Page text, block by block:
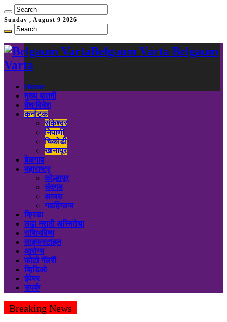
Sunday , August 9 2026
Belgaum Varta Belgaum
Varta
Home
मुख्य बातमी
देश/विदेश
कर्नाटक
संकेश्वर
निपाणी
चिकोडी
खानापूर
बेळगाव
महाराष्ट्र
कोल्हापूर
चंदगड
आजरा
गडहिंग्लज
क्रिडा
लढा मराठी अस्मितेचा
राशिभविष्य
लाइफस्टाइल
आरोग्य
फोटो गॅलरी
व्हिडिओ
ईपेपर
संपर्क
Breaking News